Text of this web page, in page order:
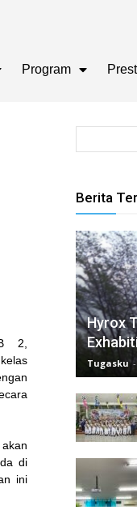
Program
2,
di
ini
Berita
Hyrox
Tugasku -